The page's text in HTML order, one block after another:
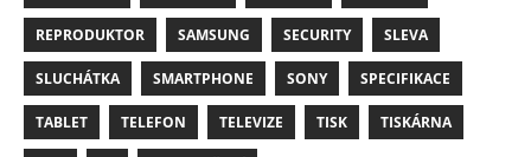
REPRODUKTOR SAMSUNG SECURITY SLEVA
SLUCHÁTKA SMARTPHONE SONY SPECIFIKACE
TABLET TELEFON TELEVIZE TISK TISKÁRNA